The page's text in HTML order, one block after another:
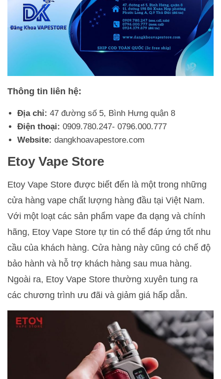
Thông tin liên hệ:
Địa chỉ: 47 đường số 5, Bình Hưng quận 8
Điện thoại: 0909.780.247- 0796.000.777
Website: dangkhoavapestore.com
Etoy Vape Store
Etoy Vape Store được biết đến là một trong những
cửa hàng vape chất lượng hàng đầu tại Việt Nam.
Với một loạt các sản phẩm vape đa dạng và chính
hãng, Etoy Vape Store tự tin có thể đáp ứng tốt nhu
cầu của khách hàng. Cửa hàng này cũng có chế độ
bảo hành và hỗ trợ khách hàng sau mua hàng.
Ngoài ra, Etoy Vape Store thường xuyên tung ra
các chương trình ưu đãi và giảm giá hấp dẫn.